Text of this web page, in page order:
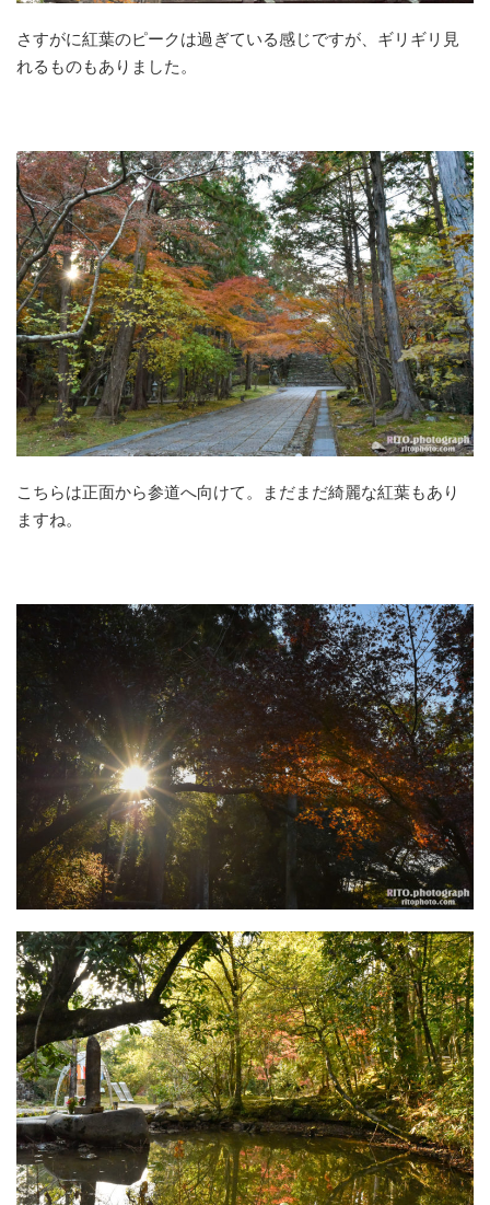
さすがに紅葉のピークは過ぎている感じですが、ギリギリ見
れるものもありました。
こちらは正面から参道へ向けて。まだまだ綺麗な紅葉もあり
ますね。